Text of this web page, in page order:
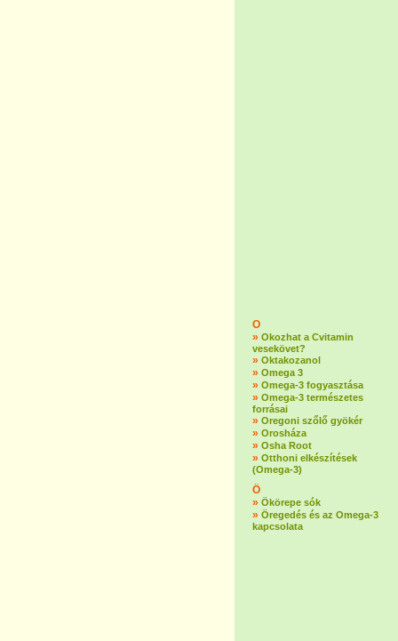
O
» Okozhat a Cvitamin
vesekövet?
» Oktakozanol
» Omega 3
» Omega-3 fogyasztása
» Omega-3 természetes
forrásai
» Oregoni szőlő gyökér
» Orosháza
» Osha Root
» Otthoni elkészítések
(Omega-3)
Ö
» Ökörepe sók
» Öregedés és az Omega-3
kapcsolata